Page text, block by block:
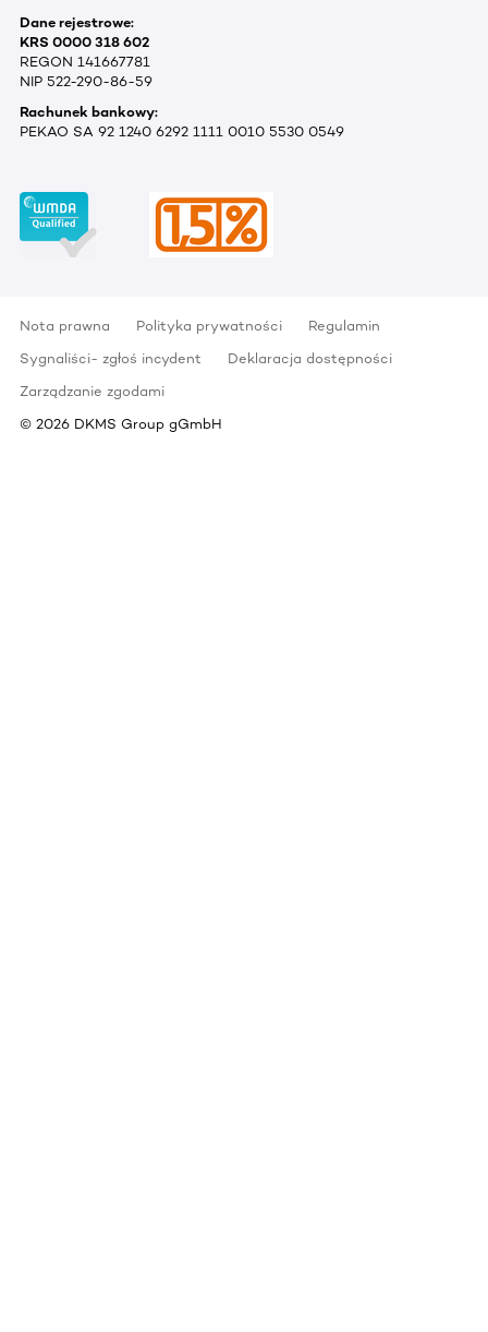
Dane rejestrowe:
KRS 0000 318 602
REGON 141667781
NIP 522-290-86-59
Rachunek bankowy:
PEKAO SA 92 1240 6292 1111 0010 5530 0549
Nota prawna Polityka prywatności
Regulamin
Sygnaliści- zgłoś incydent
Deklaracja dostępności
Zarządzanie zgodami
© 2026 DKMS Group gGmbH